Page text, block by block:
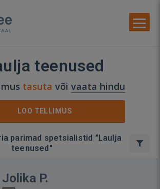
teenused
tasuta või vaata hindu
LOO TELLIMUS
parimad spetsialistid "Laulja
teenused"
Jolika P.